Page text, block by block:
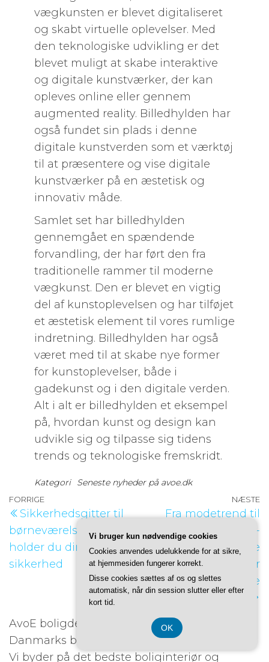
vægkunsten er blevet digitaliseret
og skabt virtuelle oplevelser. Med
den teknologiske udvikling er det
blevet muligt at skabe interaktive
og digitale kunstværker, der kan
opleves online eller gennem
augmented reality. Billedhylden har
også fundet sin plads i denne
digitale kunstverden som et værktøj
til at præsentere og vise digitale
kunstværker på en æstetisk og
innovativ måde.
Samlet set har billedhylden
gennemgået en spændende
forvandling, der har ført den fra
traditionelle rammer til moderne
vægkunst. Den er blevet en vigtig
del af kunstoplevelsen og har tilføjet
et æstetisk element til vores rumlige
indretning. Billedhylden har også
været med til at skabe nye former
for kunstoplevelser, både i
gadekunst og i den digitale verden.
Alt i alt er billedhylden et eksempel
på, hvordan kunst og design kan
udvikle sig og tilpasse sig tidens
trends og teknologiske fremskridt.
Kategori Seneste nyheder på avoe.dk
Indlægsnavigation
Forrige
indlæg
FORRIGE
Sikkerhedsgitter til
børneværelset: Sådan
holder du dine små i
sikkerhed
NÆSTE
Fra modetrend til
teknologisk must-
have: Trådløse
høretelefoner vinder
frem i alle
AvoE boligdesign
Danmarks bedste guide til unikke boligidéer
Vi byder på det bedste boliginteriør og
Vi bruger kun nødvendige cookies
Cookies anvendes udelukkende for at sikre,
at hjemmesiden fungerer korrekt.
Disse cookies sættes af os og slettes
automatisk, når din session slutter eller efter
kort tid.
OK